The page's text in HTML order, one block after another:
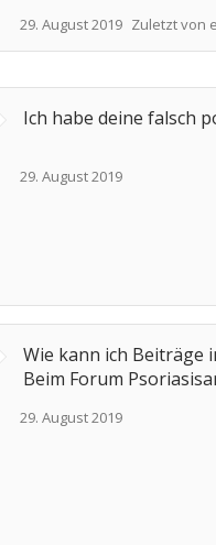
29. August 2019 Zuletzt von
Ich habe deine falsch
29. August 2019
Wie kann ich Beiträge
Beim Forum
29. August 2019